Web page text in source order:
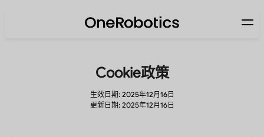
Cookie政策
生效日期: 2025年12月16日
更新日期: 2025年12月16日